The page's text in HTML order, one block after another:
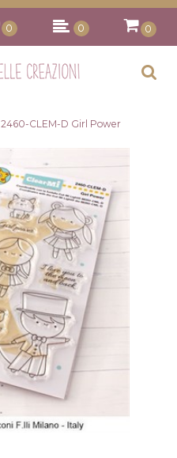
0 0 0
2460-CLEM-D Girl Power